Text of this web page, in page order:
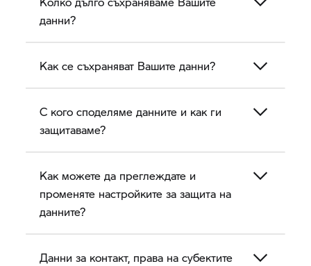
данни?
Как се съхраняват Вашите данни?
С кого споделяме данните и как ги
защитаваме?
Как можете да преглеждате и
променяте настройките за защита на
данните?
Данни за контакт, права на субектите